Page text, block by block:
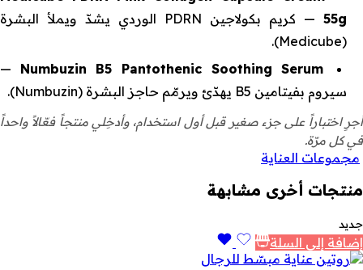
55g
— كريم بكولاجين PDRN الوردي يشدّ ويملأ البشرة
(Medicube).
Numbuzin B5 Pantothenic Soothing Serum
—
سيروم بفيتامين B5 يهدّئ ويرمّم حاجز البشرة (Numbuzin).
أجرِ اختباراً على جزء صغير قبل أول استخدام، وأدخِلي منتجاً فعّالاً واحداً
في كل مرّة.
مجموعات العناية
منتجات أخرى مشابهة
جديد
إضافة إلى السلة